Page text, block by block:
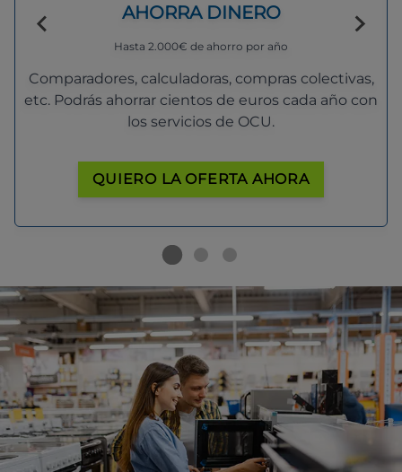
AHORRA DINERO
Hasta 2.000€ de ahorro por año
Comparadores, calculadoras, compras colectivas,
etc. Podrás ahorrar cientos de euros cada año con
los servicios de OCU.
QUIERO LA OFERTA AHORA